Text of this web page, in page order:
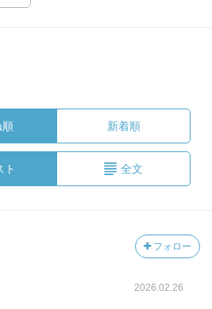
順 新着順
ト 全文
フォロー
2026.02.26